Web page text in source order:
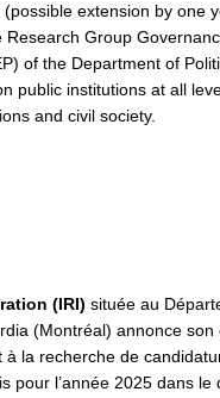
(possible extension by one
Group
of the Department of
public institutions at all
and civil society.
(IRI) située au
(Montréal) annonce
à la recherche de
pour l’année 2025 dans le